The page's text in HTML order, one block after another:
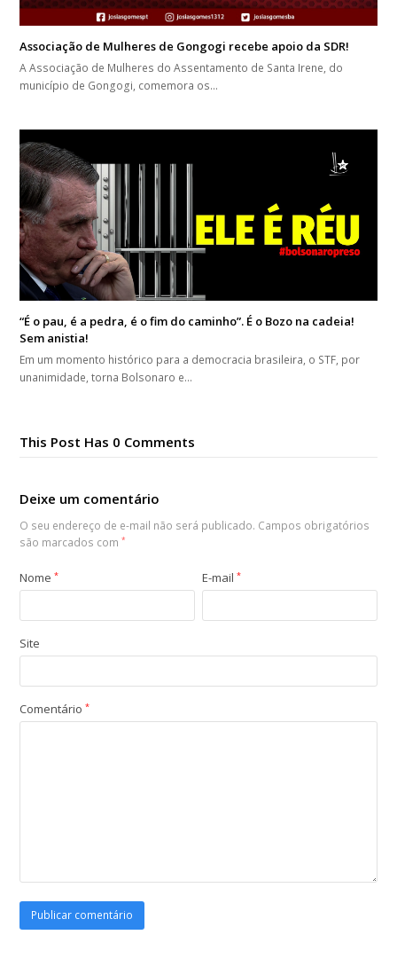
Associação de Mulheres de Gongogi recebe apoio da SDR!
A Associação de Mulheres do Assentamento de Santa Irene, do
município de Gongogi, comemora os…
“É o pau, é a pedra, é o fim do caminho”. É o Bozo na cadeia!
Sem anistia!
Em um momento histórico para a democracia brasileira, o STF, por
unanimidade, torna Bolsonaro e…
This Post Has 0 Comments
Deixe um comentário
O seu endereço de e-mail não será publicado. Campos obrigatórios
são marcados com*
Nome* E-mail*
Site
Comentário*